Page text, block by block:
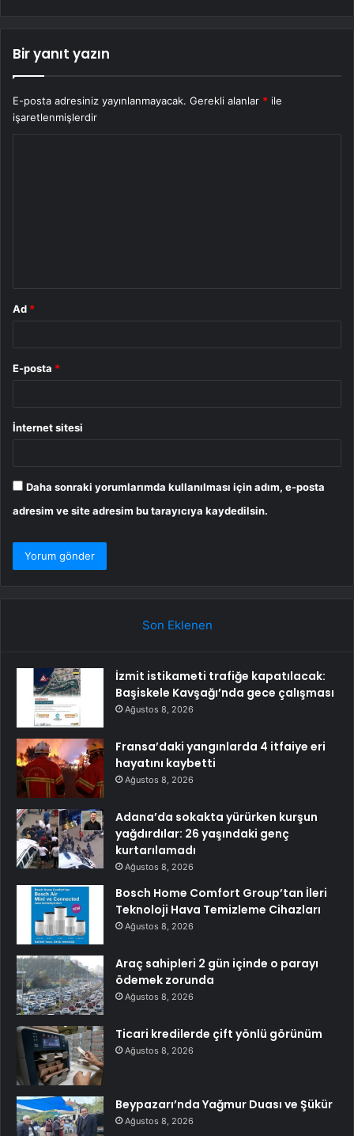
Bir yanıt yazın
E-posta adresiniz yayınlanmayacak. Gerekli alanlar * ile
işaretlenmişlerdir
Ad *
E-posta *
İnternet sitesi
Daha sonraki yorumlarımda kullanılması için adım, e-posta
adresim ve site adresim bu tarayıcıya kaydedilsin.
Son Eklenen
İzmit istikameti trafiğe kapatılacak:
Başiskele Kavşağı’nda gece çalışması
Ağustos 8, 2026
Fransa’daki yangınlarda 4 itfaiye eri
hayatını kaybetti
Ağustos 8, 2026
Adana’da sokakta yürürken kurşun
yağdırdılar: 26 yaşındaki genç
kurtarılamadı
Ağustos 8, 2026
Bosch Home Comfort Group’tan İleri
Teknoloji Hava Temizleme Cihazları
Ağustos 8, 2026
Araç sahipleri 2 gün içinde o parayı
ödemek zorunda
Ağustos 8, 2026
Ticari kredilerde çift yönlü görünüm
Ağustos 8, 2026
Beypazarı’nda Yağmur Duası ve Şükür
Ağustos 8, 2026